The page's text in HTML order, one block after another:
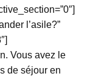
l’asile?”
Vous avez le
de séjour en